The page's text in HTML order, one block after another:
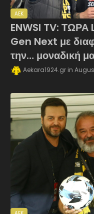
AEK
ENWSI TV:
Gen Next με
την… μοναδική
Aekara1924.gr